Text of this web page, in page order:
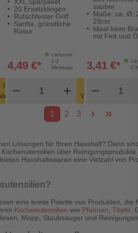
Menge
In den
shopping_cart
20 Ersatzklingen
Rutschfester Griff
Sanfte, gründliche
Rasur
Lieferzeit:
1-2
Werktage
4,49 €*
remove add
Warenkorb
shopping_cart
sauber
Maße: ca. Ø:
29cm
Ideal beim
mit Fett und
2
3,41 €*
remove
1 2 3
Lösungen für Ihren Haushalt? Dann
über Reinigungsprodukte
Haushaltswaren eine Vielzahl von
eine breite Palette von Produkten, die
Küchenutensilien wie Pfannen Töpfe ,
Mopp, Staubsauger und